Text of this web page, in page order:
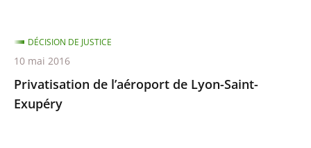
Privatisation de l’aéroport de Lyon-Saint-
Exupéry
DÉCISION DE JUSTICE
10 mai 2016